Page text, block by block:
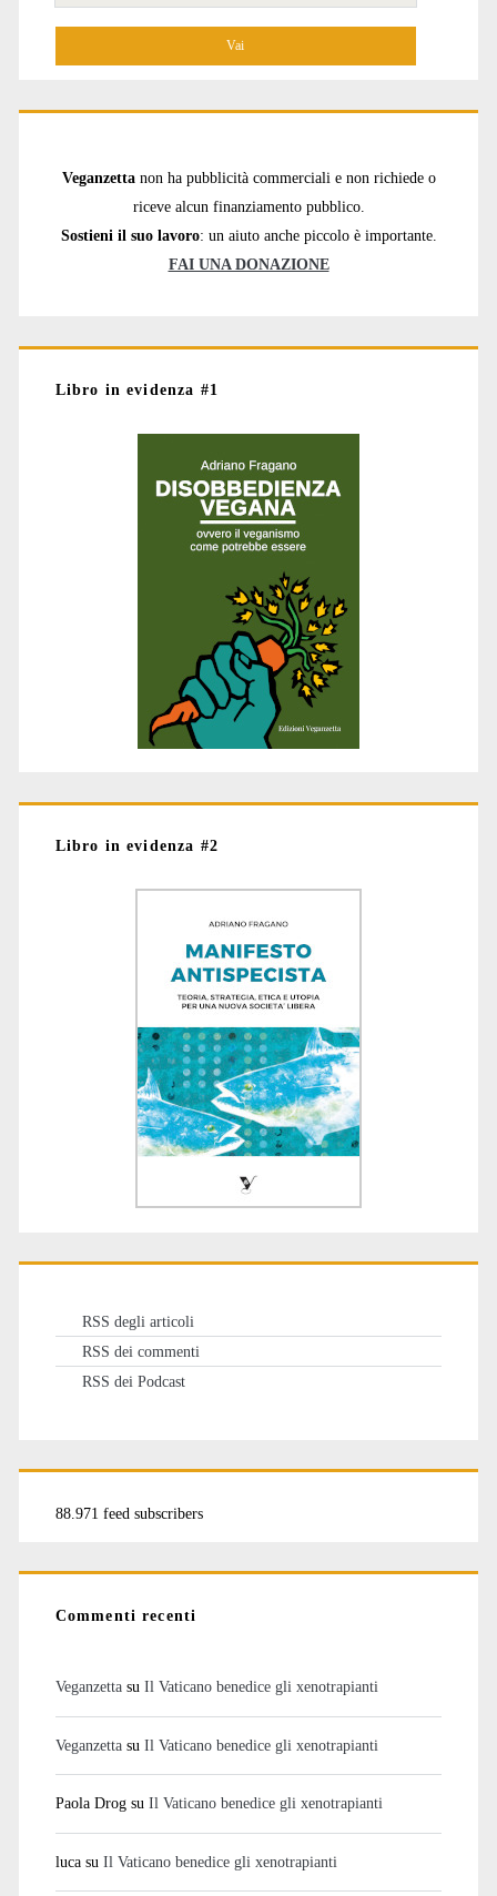
per:
Veganzetta non ha pubblicità commerciali e non richiede o
riceve alcun finanziamento pubblico.
Sostieni il suo lavoro: un aiuto anche piccolo è importante.
FAI UNA DONAZIONE
Libro in evidenza #1
Libro in evidenza #2
RSS degli articoli
RSS dei commenti
RSS dei Podcast
88.971 feed subscribers
Commenti recenti
Veganzettasu Il Vaticano benedice gli xenotrapianti
Veganzettasu Il Vaticano benedice gli xenotrapianti
Paola Drogsu Il Vaticano benedice gli xenotrapianti
lucasu Il Vaticano benedice gli xenotrapianti